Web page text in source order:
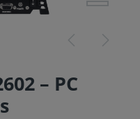
– PC